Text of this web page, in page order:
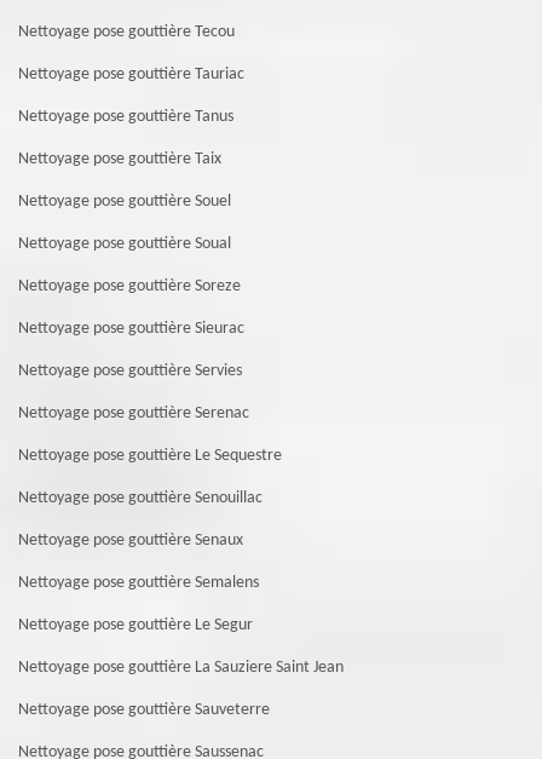
Nettoyage pose gouttière Tecou
Nettoyage pose gouttière Tauriac
Nettoyage pose gouttière Tanus
Nettoyage pose gouttière Taix
Nettoyage pose gouttière Souel
Nettoyage pose gouttière Soual
Nettoyage pose gouttière Soreze
Nettoyage pose gouttière Sieurac
Nettoyage pose gouttière Servies
Nettoyage pose gouttière Serenac
Nettoyage pose gouttière Le Sequestre
Nettoyage pose gouttière Senouillac
Nettoyage pose gouttière Senaux
Nettoyage pose gouttière Semalens
Nettoyage pose gouttière Le Segur
Nettoyage pose gouttière La Sauziere Saint Jean
Nettoyage pose gouttière Sauveterre
Nettoyage pose gouttière Saussenac